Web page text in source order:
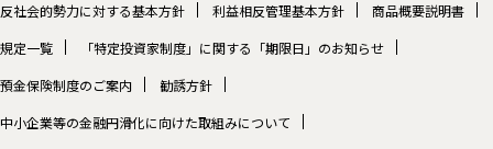
反社会的勢力に対する基本方針
利益相反管理基本方針
商品概要説明書
規定一覧
「特定投資家制度」に関する「期限日」のお知らせ
預金保険制度のご案内
勧誘方針
中小企業等の金融円滑化に向けた取組みについて